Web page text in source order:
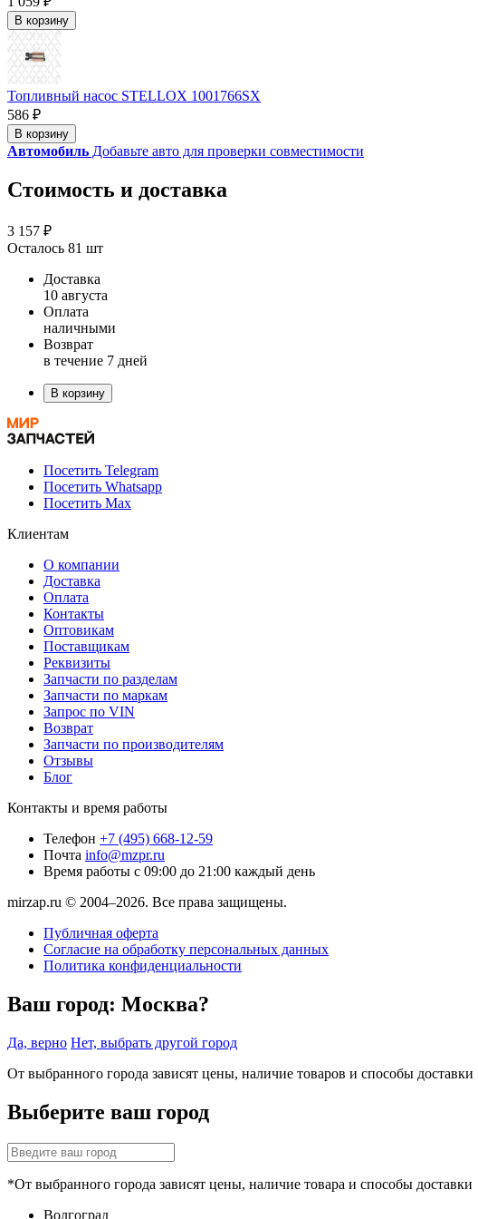
В корзину
Топливный насос STELLOX 1001766SX
586 ₽
В корзину
Автомобиль Добавьте авто для проверки совместимости
Стоимость и доставка
3 157 ₽
Осталось 81 шт
Доставка
10 августа
Оплата
наличными
Возврат
в течение 7 дней
В корзину
Посетить Telegram
Посетить Whatsapp
Посетить Max
Клиентам
О компании
Доставка
Оплата
Контакты
Оптовикам
Поставщикам
Реквизиты
Запчасти по разделам
Запчасти по маркам
Запрос по VIN
Возврат
Запчасти по производителям
Отзывы
Блог
Контакты и время работы
Телефон +7 (495) 668-12-59
Почта info@mzpr.ru
Время работы с 09:00 до 21:00 каждый день
mirzap.ru © 2004–2026. Все права защищены.
Публичная оферта
Согласие на обработку персональных данных
Политика конфиденциальности
Ваш город: Москва?
Да, верно Нет, выбрать другой город
От выбранного города зависят цены, наличие товаров и способы доставки
Выберите ваш город
*От выбранного города зависят цены, наличие товара и способы доставки
Волгоград